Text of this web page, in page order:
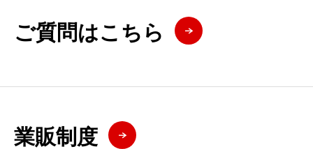
ご質問はこちら
業販制度